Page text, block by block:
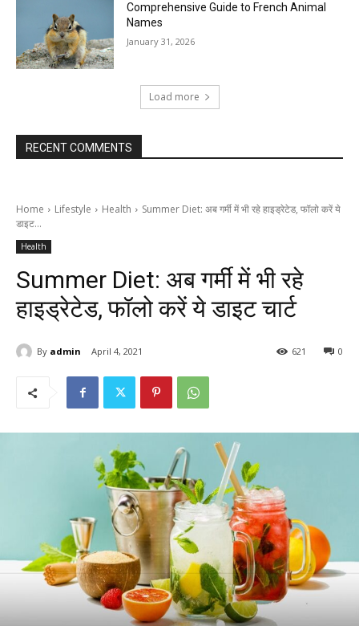
Comprehensive Guide to French Animal
Names
January 31, 2026
Load more
RECENT COMMENTS